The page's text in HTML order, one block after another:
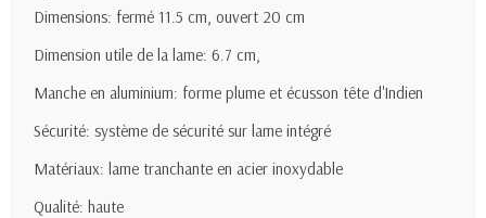
Dimensions: fermé 11.5 cm, ouvert 20 cm
Dimension utile de la lame: 6.7 cm,
Manche en aluminium: forme plume et écusson tête d'Indien
Sécurité: système de sécurité sur lame intégré
Matériaux: lame tranchante en acier inoxydable
Qualité: haute